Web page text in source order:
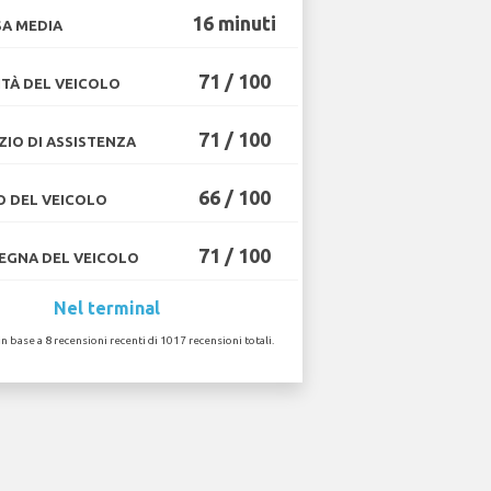
MEDIA 16 minuti
DEL VEICOLO 71 / 100
DI ASSISTENZA 71 / 100
DEL VEICOLO 66 / 100
DEL VEICOLO 71 / 100
Nel terminal
base a 8 recensioni recenti di 1017 recensioni totali.